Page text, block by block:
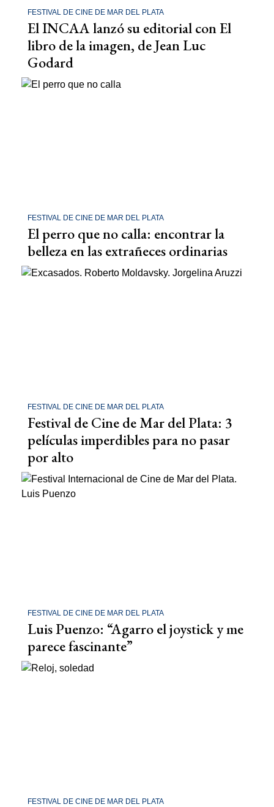
FESTIVAL DE CINE DE MAR DEL PLATA
El INCAA lanzó su editorial con El
libro de la imagen, de Jean Luc
Godard
FESTIVAL DE CINE DE MAR DEL PLATA
El perro que no calla: encontrar la
belleza en las extrañeces ordinarias
FESTIVAL DE CINE DE MAR DEL PLATA
Festival de Cine de Mar del Plata: 3
películas imperdibles para no pasar
por alto
FESTIVAL DE CINE DE MAR DEL PLATA
Luis Puenzo: “Agarro el joystick y me
parece fascinante”
FESTIVAL DE CINE DE MAR DEL PLATA